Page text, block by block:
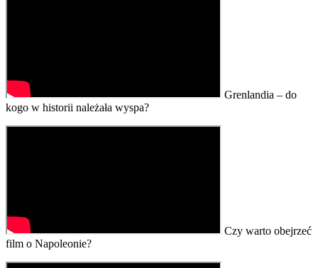
Grenlandia – do
kogo w historii należała wyspa?
Czy warto obejrzeć
film o Napoleonie?